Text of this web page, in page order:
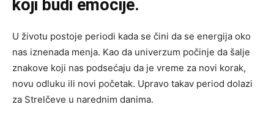
koji budi emocije.
U životu postoje periodi kada se čini da se energija oko
nas iznenada menja. Kao da univerzum počinje da šalje
znakove koji nas podsećaju da je vreme za novi korak,
novu odluku ili novi početak. Upravo takav period dolazi
za Strelčeve u narednim danima.